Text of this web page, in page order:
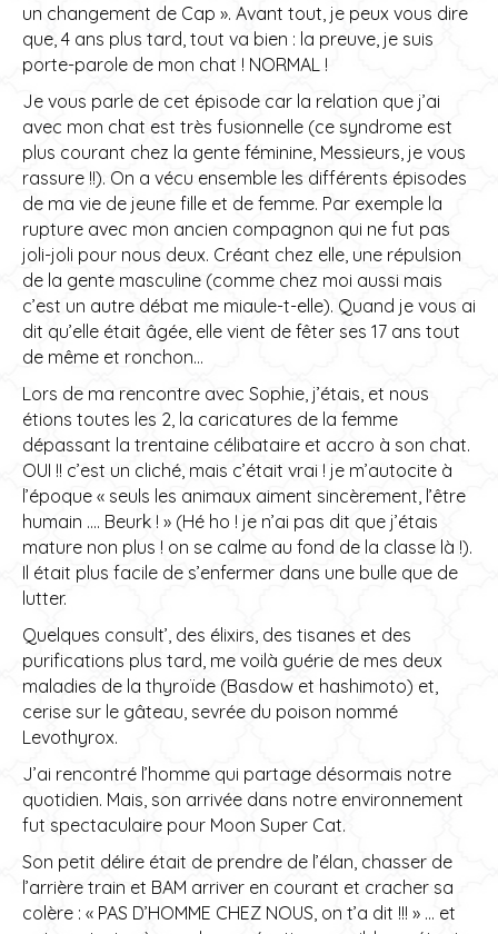
un changement de Cap ». Avant tout, je peux vous dire
que, 4 ans plus tard, tout va bien : la preuve, je suis
porte-parole de mon chat ! NORMAL !
Je vous parle de cet épisode car la relation que j’ai
avec mon chat est très fusionnelle (ce syndrome est
plus courant chez la gente féminine, Messieurs, je vous
rassure !!). On a vécu ensemble les différents épisodes
de ma vie de jeune fille et de femme. Par exemple la
rupture avec mon ancien compagnon qui ne fut pas
joli-joli pour nous deux. Créant chez elle, une répulsion
de la gente masculine (comme chez moi aussi mais
c’est un autre débat me miaule-t-elle). Quand je vous ai
dit qu’elle était âgée, elle vient de fêter ses 17 ans tout
de même et ronchon…
Lors de ma rencontre avec Sophie, j’étais, et nous
étions toutes les 2, la caricatures de la femme
dépassant la trentaine célibataire et accro à son chat.
OUI !! c’est un cliché, mais c’était vrai ! je m’autocite à
l’époque « seuls les animaux aiment sincèrement, l’être
humain …. Beurk ! » (Hé ho ! je n’ai pas dit que j’étais
mature non plus ! on se calme au fond de la classe là !).
Il était plus facile de s’enfermer dans une bulle que de
lutter.
Quelques consult’, des élixirs, des tisanes et des
purifications plus tard, me voilà guérie de mes deux
maladies de la thyroïde (Basdow et hashimoto) et,
cerise sur le gâteau, sevrée du poison nommé
Levothyrox.
J’ai rencontré l’homme qui partage désormais notre
quotidien. Mais, son arrivée dans notre environnement
fut spectaculaire pour Moon Super Cat.
Son petit délire était de prendre de l’élan, chasser de
l’arrière train et BAM arriver en courant et cracher sa
colère : « PAS D’HOMME CHEZ NOUS, on t’a dit !!! » … et